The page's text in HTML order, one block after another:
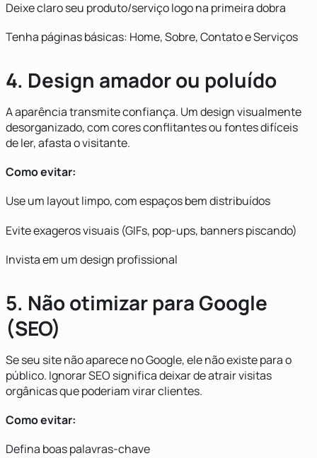
Deixe claro seu produto/serviço logo na primeira dobra
Tenha páginas básicas: Home, Sobre, Contato e Serviços
4. Design amador ou poluído
A aparência transmite confiança. Um design visualmente
desorganizado, com cores conflitantes ou fontes difíceis
de ler, afasta o visitante.
Como evitar:
Use um layout limpo, com espaços bem distribuídos
Evite exageros visuais (GIFs, pop-ups, banners piscando)
Invista em um design profissional
5. Não otimizar para Google
(SEO)
Se seu site não aparece no Google, ele não existe para o
público. Ignorar SEO significa deixar de atrair visitas
orgânicas que poderiam virar clientes.
Como evitar:
Defina boas palavras-chave